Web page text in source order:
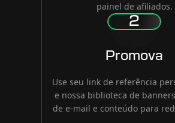
painel de afiliados.
2
Promova
Use seu link de referência
e nossa biblioteca de
de e-mail e conteúdo para